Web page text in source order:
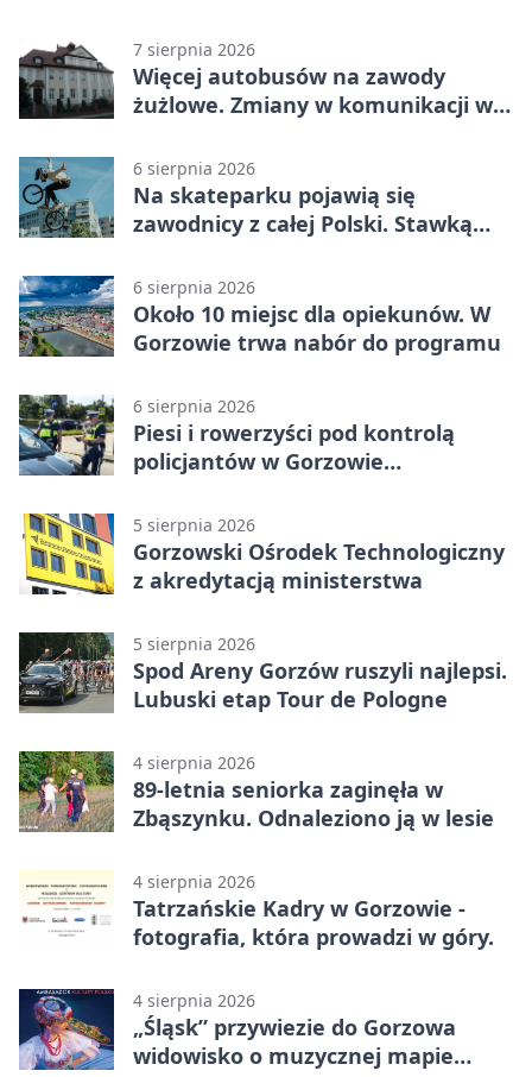
7 sierpnia 2026
Więcej autobusów na zawody
żużlowe. Zmiany w komunikacji w
6 sierpnia 2026
Na skateparku pojawią się
zawodnicy z całej Polski. Stawką
6 sierpnia 2026
Około 10 miejsc dla opiekunów. W
Gorzowie trwa nabór do programu
6 sierpnia 2026
Piesi i rowerzyści pod kontrolą
policjantów w Gorzowie
5 sierpnia 2026
Gorzowski Ośrodek Technologiczny
z akredytacją ministerstwa
5 sierpnia 2026
Spod Areny Gorzów ruszyli najlepsi.
Lubuski etap Tour de Pologne
4 sierpnia 2026
89-letnia seniorka zaginęła w
Zbąszynku. Odnaleziono ją w lesie
4 sierpnia 2026
Tatrzańskie Kadry w Gorzowie -
fotografia, która prowadzi w góry.
4 sierpnia 2026
„Śląsk” przywiezie do Gorzowa
widowisko o muzycznej mapie